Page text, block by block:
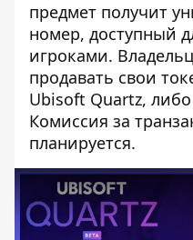
предмет получит
номер, доступный
игроками.
продавать свои
Ubisoft Quartz,
Комиссия за
планируется.